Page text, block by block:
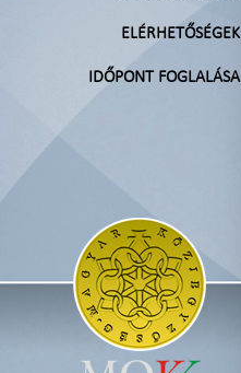
ELÉRHETŐSÉGEK
IDŐPONT FOGLALÁSA